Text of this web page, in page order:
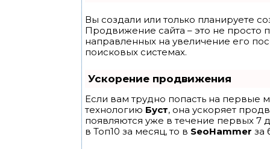
Вы создали или только планируете
Продвижение сайта – это не просто
направленных на увеличение его
поисковых системах.
Ускорение продвижения
Если вам трудно попасть на первые
технологию Буст, она ускоряет
появляются уже в течение первых 7
в Топ10 за месяц, то в SeoHammer за